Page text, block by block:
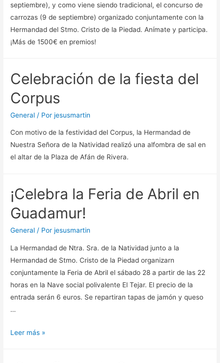
septiembre), y como viene siendo tradicional, el concurso de
carrozas (9 de septiembre) organizado conjuntamente con la
Hermandad del Stmo. Cristo de la Piedad. Anímate y participa.
¡Más de 1500€ en premios!
Celebración de la fiesta del
Corpus
General / Porjesusmartin
Con motivo de la festividad del Corpus, la Hermandad de
Nuestra Señora de la Natividad realizó una alfombra de sal en
el altar de la Plaza de Afán de Rivera.
¡Celebra la Feria de Abril en
Guadamur!
General / Porjesusmartin
La Hermandad de Ntra. Sra. de la Natividad junto a la
Hermandad de Stmo. Cristo de la Piedad organizarn
conjuntamente la Feria de Abril el sábado 28 a partir de las 22
horas en la Nave social polivalente El Tejar. El precio de la
entrada serán 6 euros. Se repartiran tapas de jamón y queso
…
¡Celebra
Leer más »